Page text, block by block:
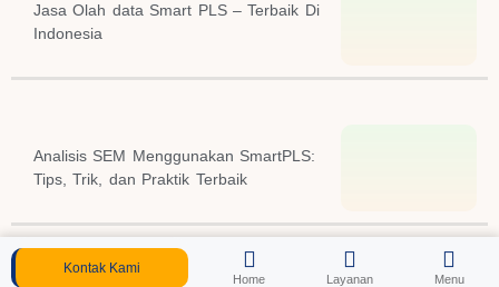
Jasa Olah data Smart PLS – Terbaik Di
Indonesia
Analisis SEM Menggunakan SmartPLS:
Tips, Trik, dan Praktik Terbaik
Kontak Kami
Home Layanan Menu